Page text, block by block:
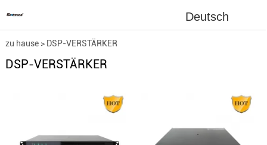
Deutsch
zu hause> DSP-VERSTÄRKER
DSP-VERSTÄRKER